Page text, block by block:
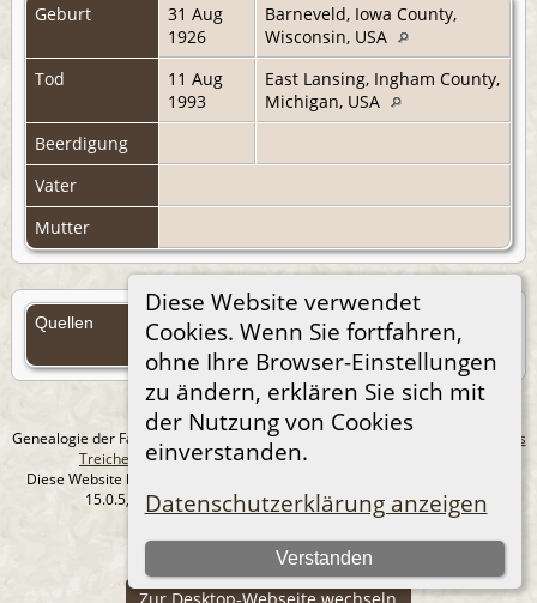
Diese Website verwendet
Cookies. Wenn Sie fortfahren,
ohne Ihre Browser-Einstellungen
zu ändern, erklären Sie sich mit
der Nutzung von Cookies
einverstanden.
Datenschutzerklärung anzeigen
Verstanden
Geburt
31 Aug
1926
Barneveld, Iowa County,
Wisconsin, USA
Tod
11 Aug
1993
East Lansing, Ingham County,
Michigan, USA
Beerdigung
Vater
Mutter
Quellen
Quellen (Anmelden)
Genealogie der Familie Treichel aus Berlin. - erstellt und betreut von
Andreas
Treichel
Copyright © 2014-2026 Alle Rechte vorbehalten.
Diese Website läuft mit
15.0.5, programmiert von Darrin Lythgoe © 2001-2026.
Datenschutzerklärung
--- Self-Hosted at home ---
Zur Desktop-Webseite wechseln